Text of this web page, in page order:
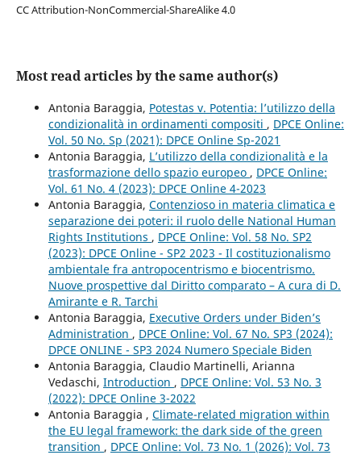
CC Attribution-NonCommercial-ShareAlike 4.0
Most read articles by the same author(s)
Antonia Baraggia, Potestas v. Potentia: l’utilizzo della
condizionalità in ordinamenti compositi , DPCE Online:
Vol. 50 No. Sp (2021): DPCE Online Sp-2021
Antonia Baraggia, L’utilizzo della condizionalità e la
trasformazione dello spazio europeo , DPCE Online:
Vol. 61 No. 4 (2023): DPCE Online 4-2023
Antonia Baraggia, Contenzioso in materia climatica e
separazione dei poteri: il ruolo delle National Human
Rights Institutions , DPCE Online: Vol. 58 No. SP2
(2023): DPCE Online - SP2 2023 - Il costituzionalismo
ambientale fra antropocentrismo e biocentrismo.
Nuove prospettive dal Diritto comparato – A cura di D.
Amirante e R. Tarchi
Antonia Baraggia, Executive Orders under Biden’s
Administration , DPCE Online: Vol. 67 No. SP3 (2024):
DPCE ONLINE - SP3 2024 Numero Speciale Biden
Antonia Baraggia, Claudio Martinelli, Arianna
Vedaschi, Introduction , DPCE Online: Vol. 53 No. 3
(2022): DPCE Online 3-2022
Antonia Baraggia , Climate-related migration within
the EU legal framework: the dark side of the green
transition , DPCE Online: Vol. 73 No. 1 (2026): Vol. 73